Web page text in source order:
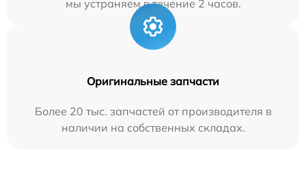
мы устраняем в течение 2 часов.
Оригинальные запчасти
Более 20 тыс. запчастей от производителя в
наличии на собственных складах.